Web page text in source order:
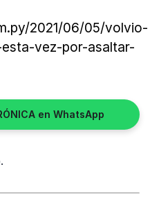
2021/06/05/volvio-
vez-por-asaltar-
en WhatsApp